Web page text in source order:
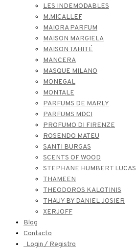
LES INDEMODABLES
M.MICALLEF
MAIORA PARFUM
MAISON MARGIELA
MAISON TAHITÉ
MANCERA
MASQUE MILANO
MONEGAL
MONTALE
PARFUMS DE MARLY
PARFUMS MDCI
PROFUMO DI FIRENZE
ROSENDO MATEU
SANTI BURGAS
SCENTS OF WOOD
STEPHANE HUMBERT LUCAS
THAMEEN
THEODOROS KALOTINIS
THAUY BY DANIEL JOSIER
XERJOFF
Blog
Contacto
Login / Registro